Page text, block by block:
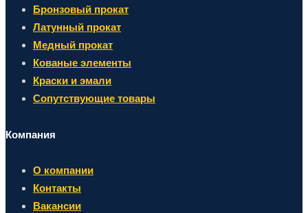
Бронзовый прокат
Латунный прокат
Медный прокат
Кованые элементы
Краски и эмали
Сопутствующие товары
Компания
О компании
Контакты
Вакансии